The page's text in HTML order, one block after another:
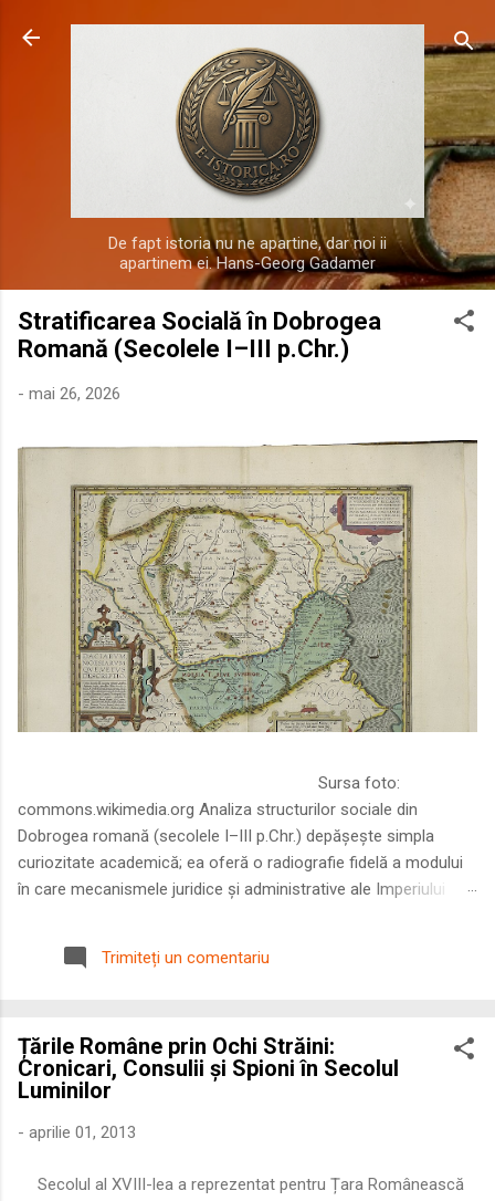
Treceți la conținutul principal
De fapt istoria nu ne apartine, dar noi ii
apartinem ei. Hans-Georg Gadamer
Stratificarea Socială în Dobrogea
Romană (Secolele I–III p.Chr.)
- mai 26, 2026
Sursa foto:
commons.wikimedia.org Analiza structurilor sociale din
Dobrogea romană (secolele I–III p.Chr.) depășește simpla
curiozitate academică; ea oferă o radiografie fidelă a modului
în care mecanismele juridice și administrative ale Imperiului
Într-o epocă în care prosperitatea excepțională a lumii romane
era susținută de o mobilitate socială dinamică și de o libertate
roman – în special a cetățenilor romani ( cives Romani ) în
țesutul urban și rural dobrogean – ne permite să măsurăm cu
precizie profunzimea și ritmul procesului de rom...
Trimiteți un comentariu
Țările Române prin Ochi Străini:
Cronicari, Consulii și Spioni în Secolul
Luminilor
- aprilie 01, 2013
Secolul al XVIII-lea a reprezentat pentru Țara Românească